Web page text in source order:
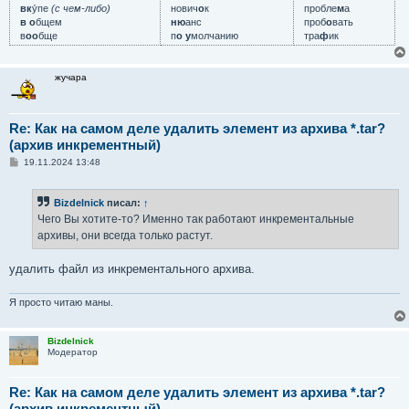
вку́пе (с чем-либо)
в общем
вообще
новичок
нюанс
по умолчанию
проблема
пробовать
трафик
жучара
Re: Как на самом деле удалить элемент из архива *.tar?
(архив инкрементный)
С19.11.2024 13:48
Bizdelnick писал: ↑
Чего Вы хотите-то? Именно так работают инкрементальные
архивы, они всегда только растут.
удалить файл из инкрементального архива.
Я просто читаю маны.
Bizdelnick
Модератор
Re: Как на самом деле удалить элемент из архива *.tar?